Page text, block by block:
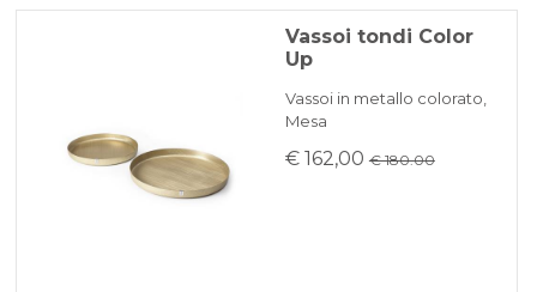
Vassoi tondi Color
Up
Vassoi in metallo colorato,
Mesa
€ 162,00 € 180.00